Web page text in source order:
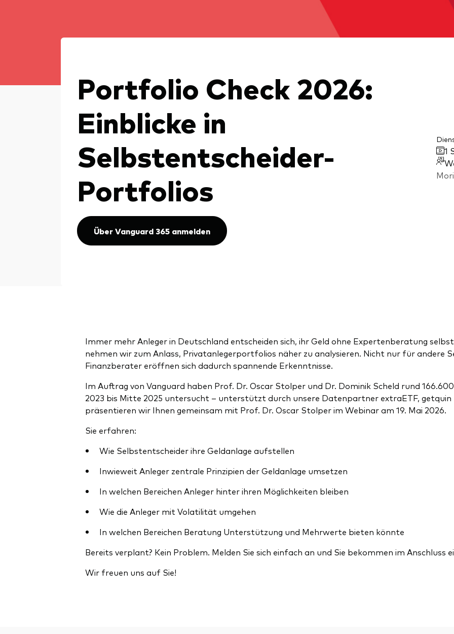
Money market
Research
Portfolio Check 2026:
Einblicke in
Selbstentscheider-
Portfolios
1
Über Vanguard 365 anmelden
Immer mehr Anleger in Deutschland entscheiden sich, ihr Geld ohne Expertenberatung
nehmen wir zum Anlass, Privatanlegerportfolios näher zu analysieren. Nicht nur für andere
Finanzberater eröffnen sich dadurch spannende Erkenntnisse.
Im Auftrag von Vanguard haben Prof. Dr. Oscar Stolper und Dr. Dominik Scheld rund
2023 bis Mitte 2025 untersucht – unterstützt durch unsere Datenpartner extraETF, getquin
präsentieren wir Ihnen gemeinsam mit Prof. Dr. Oscar Stolper im Webinar am 19. Mai 2026.
Sie erfahren:
Wie Selbstentscheider ihre Geldanlage aufstellen
Inwieweit Anleger zentrale Prinzipien der Geldanlage umsetzen
In welchen Bereichen Anleger hinter ihren Möglichkeiten bleiben
Wie die Anleger mit Volatilität umgehen
In welchen Bereichen Beratung Unterstützung und Mehrwerte bieten könnte
Bereits verplant? Kein Problem. Melden Sie sich einfach an und Sie bekommen im Anschluss
Wir freuen uns auf Sie!